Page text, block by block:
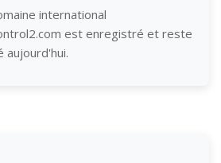
international
est enregistré et reste
aujourd'hui.